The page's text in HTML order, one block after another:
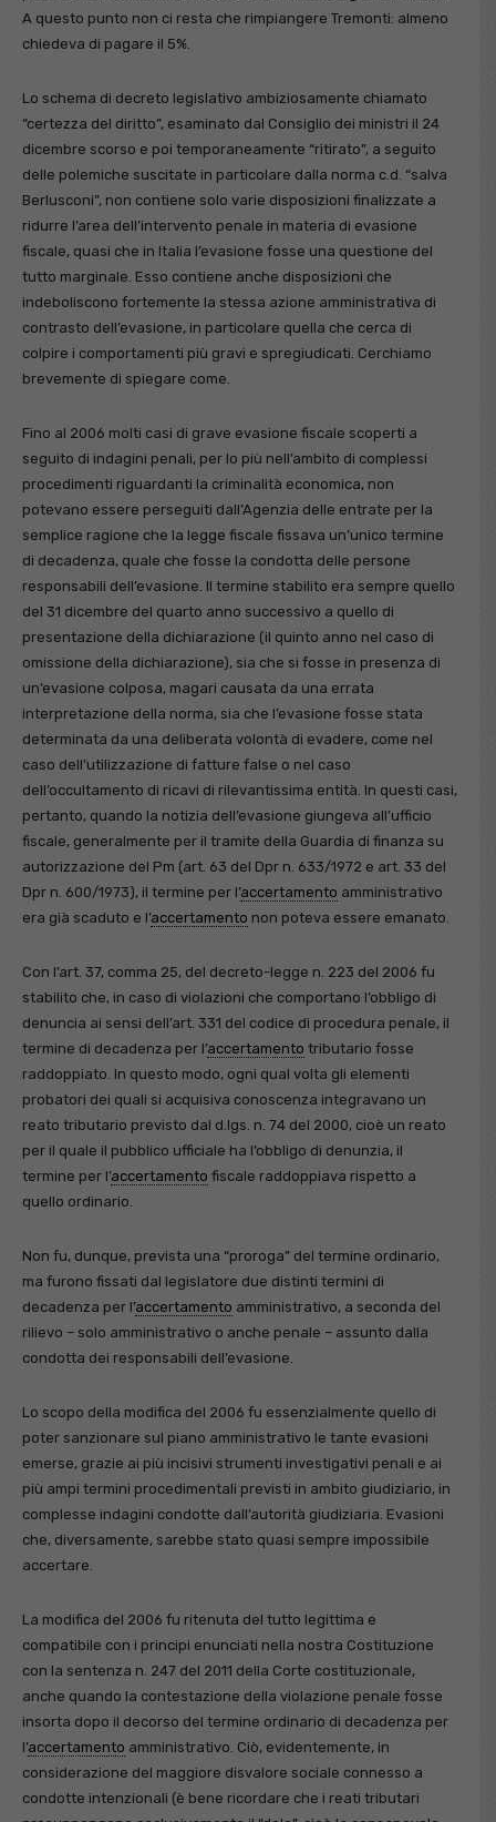
A questo punto non ci resta che rimpiangere Tremonti: almeno
chiedeva di pagare il 5%.
Lo schema di decreto legislativo ambiziosamente chiamato
“certezza del diritto”, esaminato dal Consiglio dei ministri il 24
dicembre scorso e poi temporaneamente “ritirato”, a seguito
delle polemiche suscitate in particolare dalla norma c.d. “salva
Berlusconi”, non contiene solo varie disposizioni finalizzate a
ridurre l’area dell’intervento penale in materia di evasione
fiscale, quasi che in Italia l’evasione fosse una questione del
tutto marginale. Esso contiene anche disposizioni che
indeboliscono fortemente la stessa azione amministrativa di
contrasto dell’evasione, in particolare quella che cerca di
colpire i comportamenti più gravi e spregiudicati. Cerchiamo
brevemente di spiegare come.
Fino al 2006 molti casi di grave evasione fiscale scoperti a
seguito di indagini penali, per lo più nell’ambito di complessi
procedimenti riguardanti la criminalità economica, non
potevano essere perseguiti dall’Agenzia delle entrate per la
semplice ragione che la legge fiscale fissava un’unico termine
di decadenza, quale che fosse la condotta delle persone
responsabili dell’evasione. Il termine stabilito era sempre quello
del 31 dicembre del quarto anno successivo a quello di
presentazione della dichiarazione (il quinto anno nel caso di
omissione della dichiarazione), sia che si fosse in presenza di
un’evasione colposa, magari causata da una errata
interpretazione della norma, sia che l’evasione fosse stata
determinata da una deliberata volontà di evadere, come nel
caso dell’utilizzazione di fatture false o nel caso
dell’occultamento di ricavi di rilevantissima entità. In questi casi,
pertanto, quando la notizia dell’evasione giungeva all’ufficio
fiscale, generalmente per il tramite della Guardia di finanza su
autorizzazione del Pm (art. 63 del Dpr n. 633/1972 e art. 33 del
Dpr n. 600/1973), il termine per l’accertamento amministrativo
era già scaduto e l’accertamento non poteva essere emanato.
Con l’art. 37, comma 25, del decreto-legge n. 223 del 2006 fu
stabilito che, in caso di violazioni che comportano l’obbligo di
denuncia ai sensi dell’art. 331 del codice di procedura penale, il
termine di decadenza per l’accertamento tributario fosse
raddoppiato. In questo modo, ogni qual volta gli elementi
probatori dei quali si acquisiva conoscenza integravano un
reato tributario previsto dal d.lgs. n. 74 del 2000, cioè un reato
per il quale il pubblico ufficiale ha l’obbligo di denunzia, il
termine per l’accertamento fiscale raddoppiava rispetto a
quello ordinario.
Non fu, dunque, prevista una “proroga” del termine ordinario,
ma furono fissati dal legislatore due distinti termini di
decadenza per l’accertamento amministrativo, a seconda del
rilievo – solo amministrativo o anche penale – assunto dalla
condotta dei responsabili dell’evasione.
Lo scopo della modifica del 2006 fu essenzialmente quello di
poter sanzionare sul piano amministrativo le tante evasioni
emerse, grazie ai più incisivi strumenti investigativi penali e ai
più ampi termini procedimentali previsti in ambito giudiziario, in
complesse indagini condotte dall’autorità giudiziaria. Evasioni
che, diversamente, sarebbe stato quasi sempre impossibile
accertare.
La modifica del 2006 fu ritenuta del tutto legittima e
compatibile con i principi enunciati nella nostra Costituzione
con la sentenza n. 247 del 2011 della Corte costituzionale,
anche quando la contestazione della violazione penale fosse
insorta dopo il decorso del termine ordinario di decadenza per
l’accertamento amministrativo. Ciò, evidentemente, in
considerazione del maggiore disvalore sociale connesso a
condotte intenzionali (è bene ricordare che i reati tributari